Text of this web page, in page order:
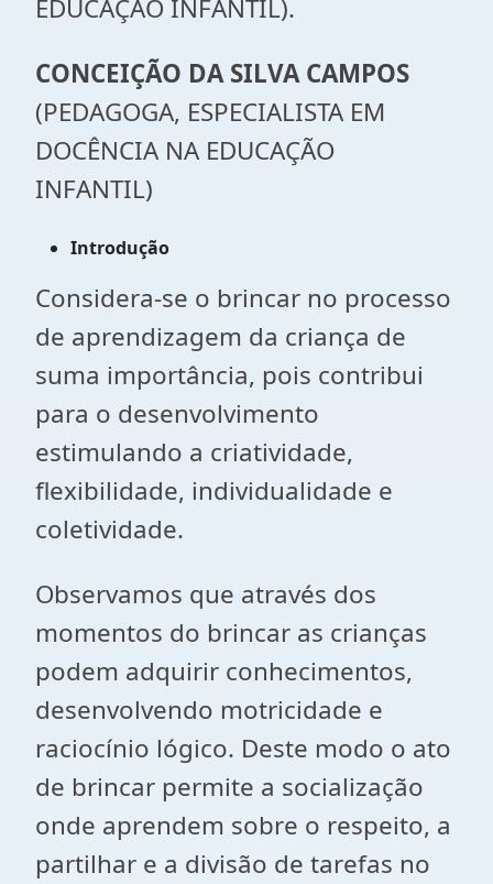
EDUCAÇÃO INFANTIL).
CONCEIÇÃO DA SILVA CAMPOS
(PEDAGOGA, ESPECIALISTA EM
DOCÊNCIA NA EDUCAÇÃO
INFANTIL)
Introdução
Considera-se o brincar no processo
de aprendizagem da criança de
suma importância, pois contribui
para o desenvolvimento
estimulando a criatividade,
flexibilidade, individualidade e
coletividade.
Observamos que através dos
momentos do brincar as crianças
podem adquirir conhecimentos,
desenvolvendo motricidade e
raciocínio lógico. Deste modo o ato
de brincar permite a socialização
onde aprendem sobre o respeito, a
partilhar e a divisão de tarefas no